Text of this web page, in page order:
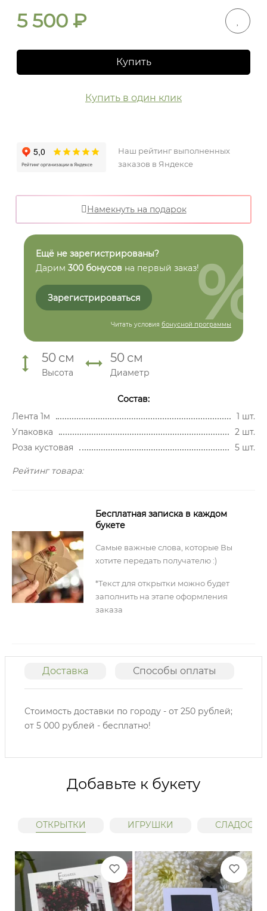
5 500 ₽
Купить
Купить в один клик
Наш рейтинг выполненных
заказов в Яндексе
Намекнуть на подарок
Ещё не зарегистрированы?
Дарим 300 бонусов на первый заказ!
Зарегистрироваться
Читать условия бонусной программы
%
50 см
Высота
50 см
Диаметр
Состав:
Лента 1м
1 шт.
Упаковка
2 шт.
Роза кустовая
5 шт.
Рейтинг товара:
Бесплатная записка в каждом
букете
Самые важные слова, которые Вы
хотите передать получателю :)
*Текст для открытки можно будет
заполнить на этапе оформления
заказа
Доставка Способы оплаты
Стоимость доставки по городу - от 250 рублей;
от 5 000 рублей - бесплатно!
Добавьте к букету
ОТКРЫТКИ ИГРУШКИ СЛАДОСТИ